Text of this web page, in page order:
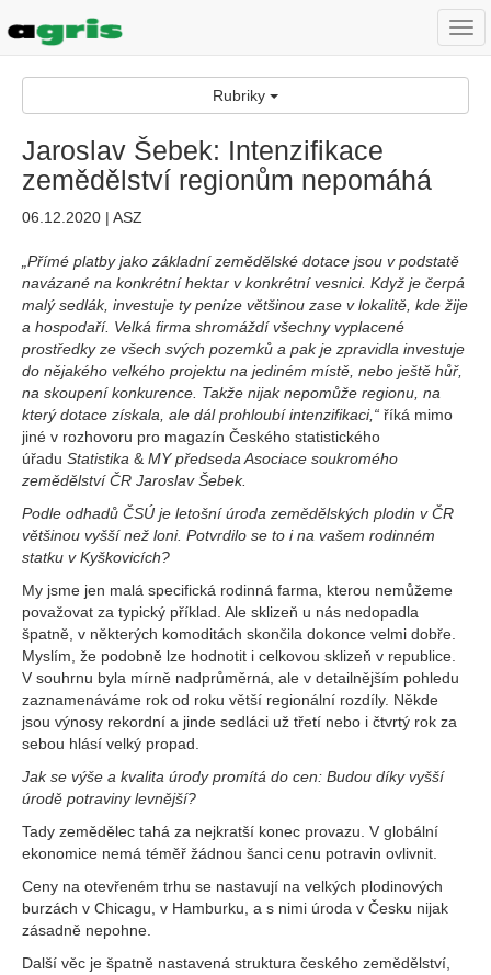
Rubriky
Jaroslav Šebek: Intenzifikace
zemědělství regionům nepomáhá
06.12.2020 | ASZ
„Přímé platby jako základní zemědělské dotace jsou v podstatě
navázané na konkrétní hektar v konkrétní vesnici. Když je čerpá
malý sedlák, investuje ty peníze většinou zase v lokalitě, kde žije
a hospodaří. Velká firma shromáždí všechny vyplacené
prostředky ze všech svých pozemků a pak je zpravidla investuje
do nějakého velkého projektu na jediném místě, nebo ještě hůř,
na skoupení konkurence. Takže nijak nepomůže regionu, na
který dotace získala, ale dál prohloubí intenzifikaci,“ říká mimo
jiné v rozhovoru pro magazín Českého statistického
úřadu Statistika & MY předseda Asociace soukromého
zemědělství ČR Jaroslav Šebek.
Podle odhadů ČSÚ je letošní úroda zemědělských plodin v ČR
většinou vyšší než loni. Potvrdilo se to i na vašem rodinném
statku v Kyškovicích?
My jsme jen malá specifická rodinná farma, kterou nemůžeme
považovat za typický příklad. Ale sklizeň u nás nedopadla
špatně, v některých komoditách skončila dokonce velmi dobře.
Myslím, že podobně lze hodnotit i celkovou sklizeň v republice.
V souhrnu byla mírně nadprůměrná, ale v detailnějším pohledu
zaznamenáváme rok od roku větší regionální rozdíly. Někde
jsou výnosy rekordní a jinde sedláci už třetí nebo i čtvrtý rok za
sebou hlásí velký propad.
Jak se výše a kvalita úrody promítá do cen: Budou díky vyšší
úrodě potraviny levnější?
Tady zemědělec tahá za nejkratší konec provazu. V globální
ekonomice nemá téměř žádnou šanci cenu potravin ovlivnit.
Ceny na otevřeném trhu se nastavují na velkých plodinových
burzách v Chicagu, v Hamburku, a s nimi úroda v Česku nijak
zásadně nepohne.
Další věc je špatně nastavená struktura českého zemědělství,